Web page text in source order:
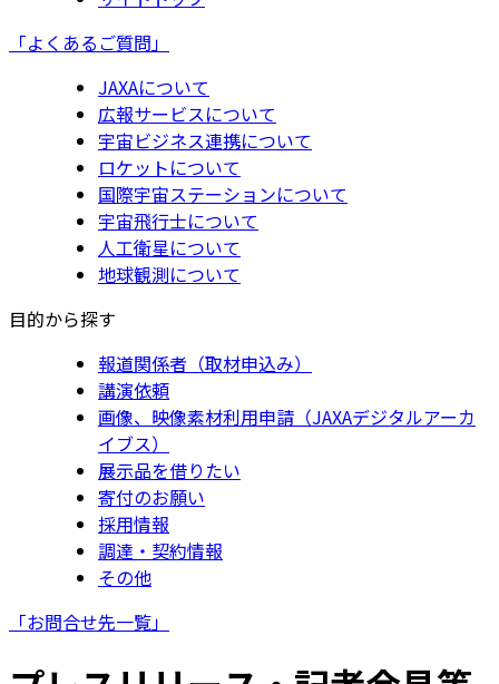
「よくあるご質問」
JAXAについて
広報サービスについて
宇宙ビジネス連携について
ロケットについて
国際宇宙ステーションについて
宇宙飛行士について
人工衛星について
地球観測について
目的から探す
報道関係者（取材申込み）
講演依頼
画像、映像素材利用申請（JAXAデジタルアーカ
イブス）
展示品を借りたい
寄付のお願い
採用情報
調達・契約情報
その他
「お問合せ先一覧」